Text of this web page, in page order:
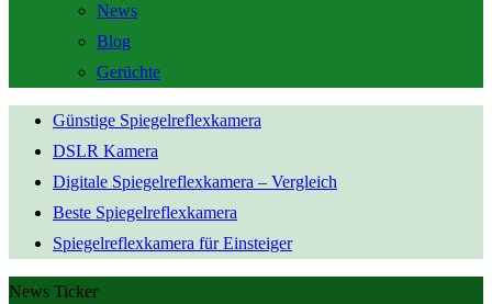
News
Blog
Gerüchte
Günstige Spiegelreflexkamera
DSLR Kamera
Digitale Spiegelreflexkamera – Vergleich
Beste Spiegelreflexkamera
Spiegelreflexkamera für Einsteiger
News Ticker